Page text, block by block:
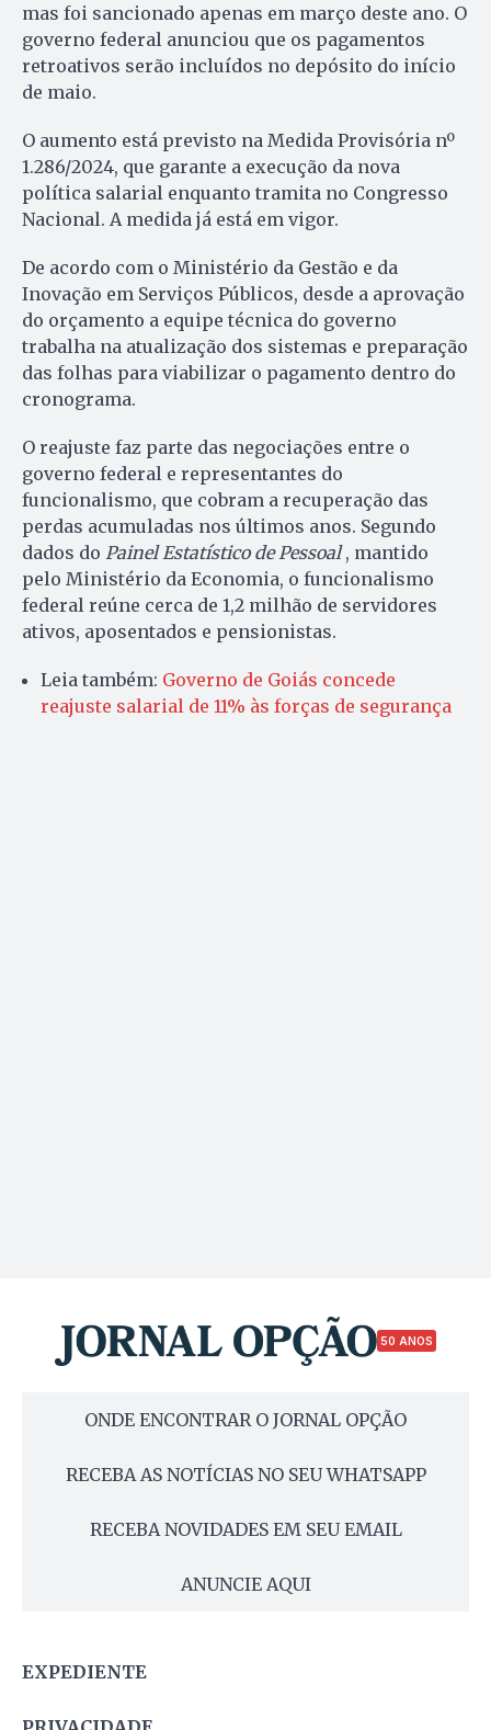
mas foi sancionado apenas em março deste ano. O
governo federal anunciou que os pagamentos
retroativos serão incluídos no depósito do início
de maio.
O aumento está previsto na Medida Provisória nº
1.286/2024, que garante a execução da nova
política salarial enquanto tramita no Congresso
Nacional. A medida já está em vigor.
De acordo com o Ministério da Gestão e da
Inovação em Serviços Públicos, desde a aprovação
do orçamento a equipe técnica do governo
trabalha na atualização dos sistemas e preparação
das folhas para viabilizar o pagamento dentro do
cronograma.
O reajuste faz parte das negociações entre o
governo federal e representantes do
funcionalismo, que cobram a recuperação das
perdas acumuladas nos últimos anos. Segundo
dados do Painel Estatístico de Pessoal, mantido
pelo Ministério da Economia, o funcionalismo
federal reúne cerca de 1,2 milhão de servidores
ativos, aposentados e pensionistas.
Leia também: Governo de Goiás concede
reajuste salarial de 11% às forças de segurança
50 ANOS
ONDE ENCONTRAR O JORNAL OPÇÃO
RECEBA AS NOTÍCIAS NO SEU WHATSAPP
RECEBA NOVIDADES EM SEU EMAIL
ANUNCIE AQUI
EXPEDIENTE